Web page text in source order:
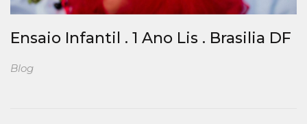
Ensaio Infantil . 1 Ano Lis . Brasilia DF
Blog